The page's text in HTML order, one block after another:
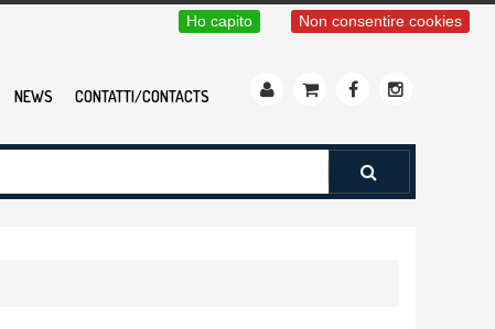
NEWS CONTATTI/CONTACTS
Non consentire cookies
Ho capito